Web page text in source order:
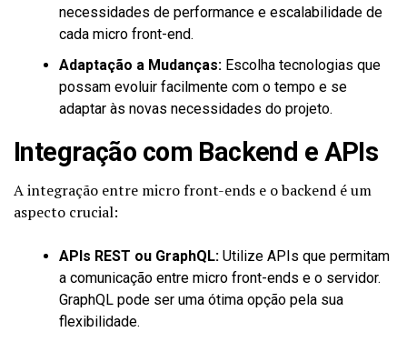
necessidades de performance e escalabilidade de
cada micro front-end.
Adaptação a Mudanças: Escolha tecnologias que
possam evoluir facilmente com o tempo e se
adaptar às novas necessidades do projeto.
Integração com Backend e APIs
A integração entre micro front-ends e o backend é um
aspecto crucial:
APIs REST ou GraphQL: Utilize APIs que permitam
a comunicação entre micro front-ends e o servidor.
GraphQL pode ser uma ótima opção pela sua
flexibilidade.